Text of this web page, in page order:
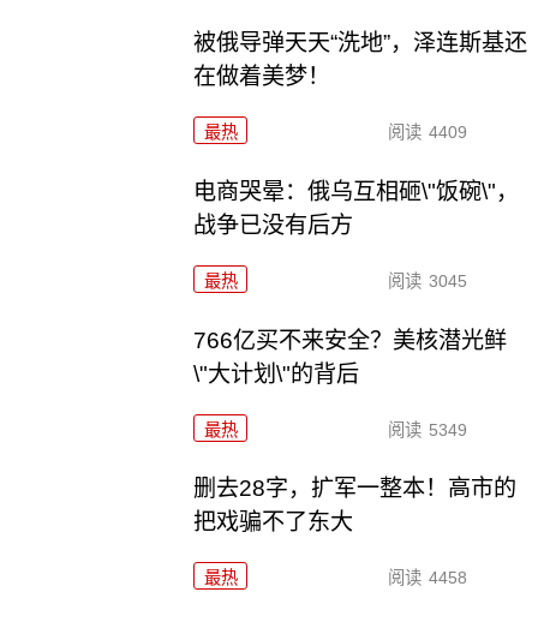
被俄导弹天天“洗地”，泽连斯基还
在做着美梦！
最热 阅读 4409
电商哭晕：俄乌互相砸\"饭碗\"，
战争已没有后方
最热 阅读 3045
766亿买不来安全？美核潜光鲜
\"大计划\"的背后
最热 阅读 5349
删去28字，扩军一整本！高市的
把戏骗不了东大
最热 阅读 4458